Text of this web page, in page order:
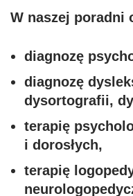
W naszej poradni
diagnozę
diagnozę
dysortografii,
terapię
i dorosłych,
terapię